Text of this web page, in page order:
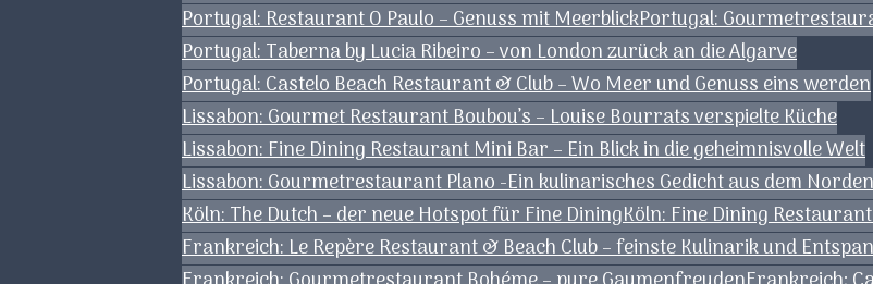
Portugal: Restaurant O Paulo – Genuss mit MeerblickPortugal:
Portugal: Taberna by Lucia Ribeiro – von London zurück an die Algarve
Portugal: Castelo Beach Restaurant & Club – Wo Meer und Genuss eins werden
Lissabon: Gourmet Restaurant Boubou’s – Louise Bourrats verspielte Küche
Lissabon: Fine Dining Restaurant Mini Bar – Ein Blick in die geheimnisvolle Welt
Lissabon: Gourmetrestaurant Plano -Ein kulinarisches Gedicht aus dem
Köln: The Dutch – der neue Hotspot für Fine DiningKöln: Fine Dining
Frankreich: Le Repère Restaurant & Beach Club – feinste Kulinarik und